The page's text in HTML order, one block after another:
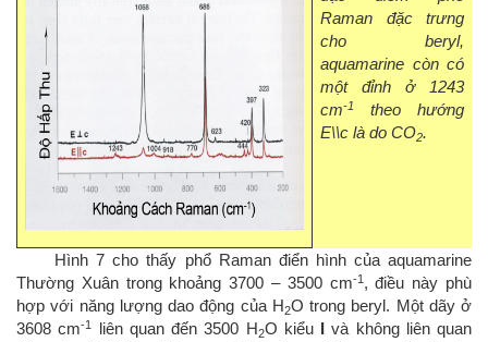
Raman đặc trưng
cho beryl,
aquamarine còn có
một đỉnh ở 1243
cm-1
theo hướng
E\\c là do CO2.
Hình 7 cho thấy phổ Raman điển hình của aquamarine
Thường Xuân trong khoảng 3700 – 3500 cm-1, điều này phù
hợp với năng lượng dao động của H2O trong beryl. Một dãy ở
3608 cm-1 liên quan đến 3500 H2O kiểu
và không liên quan